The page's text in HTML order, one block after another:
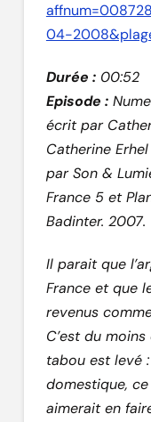
04-
Durée :00:52
Episode :
écrit par
Catherine
par Son &
France 5 et
Badinter. 2007.
Il parait que
France et que
revenus
C’est du
tabou est levé
domestique, ce
aimerait en